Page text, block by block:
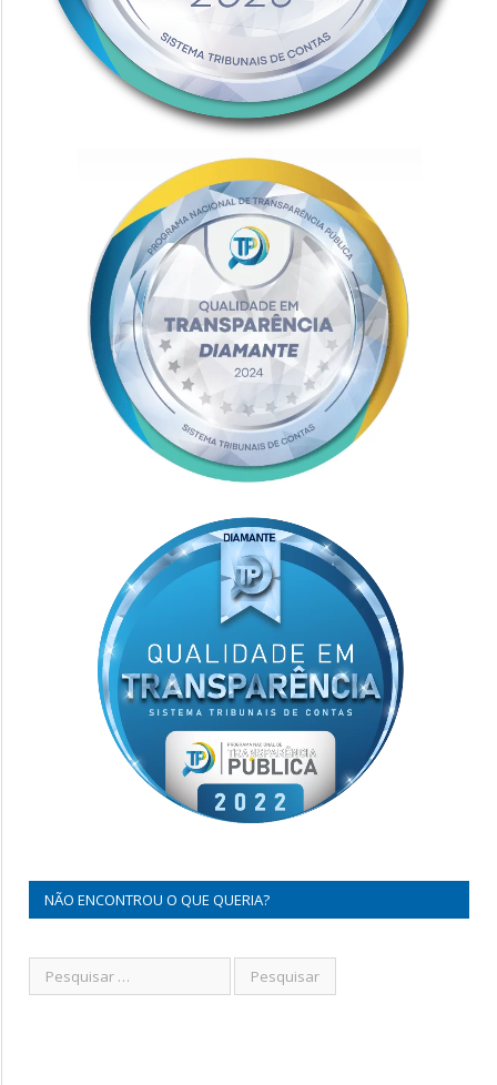
NÃO ENCONTROU O QUE QUERIA?